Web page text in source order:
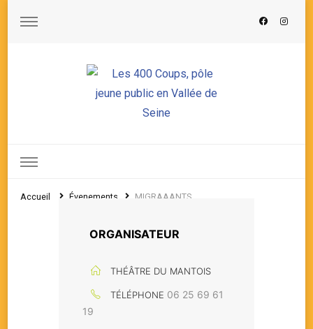
Accueil Évenements MIGRAAANTS
ORGANISATEUR
THÉÂTRE DU MANTOIS
TÉLÉPHONE 06 25 69 61
19